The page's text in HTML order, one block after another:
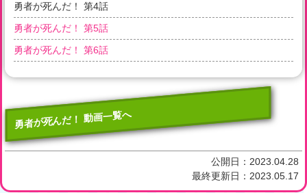
勇者が死んだ！ 第4話
勇者が死んだ！ 第5話
勇者が死んだ！ 第6話
勇者が死んだ！ 動画一覧へ
公開日： 2023.04.28
最終更新日： 2023.05.17